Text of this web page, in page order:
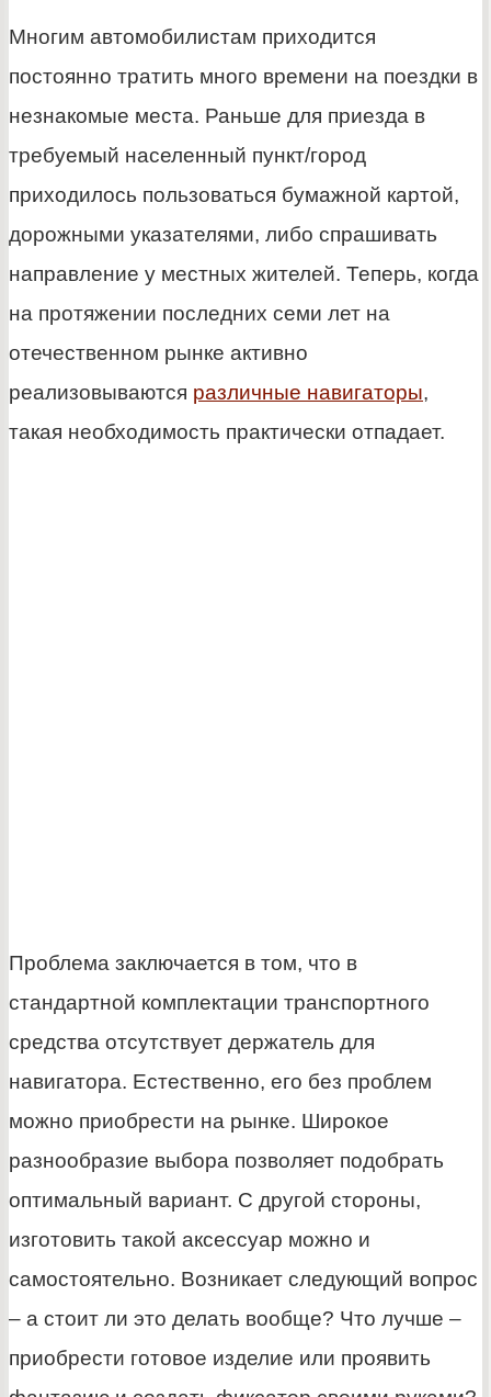
Многим автомобилистам приходится
постоянно тратить много времени на поездки в
незнакомые места. Раньше для приезда в
требуемый населенный пункт/город
приходилось пользоваться бумажной картой,
дорожными указателями, либо спрашивать
направление у местных жителей. Теперь, когда
на протяжении последних семи лет на
отечественном рынке активно
реализовываются различные навигаторы,
такая необходимость практически отпадает.
Проблема заключается в том, что в
стандартной комплектации транспортного
средства отсутствует держатель для
навигатора. Естественно, его без проблем
можно приобрести на рынке. Широкое
разнообразие выбора позволяет подобрать
оптимальный вариант. С другой стороны,
изготовить такой аксессуар можно и
самостоятельно. Возникает следующий вопрос
– а стоит ли это делать вообще? Что лучше –
приобрести готовое изделие или проявить